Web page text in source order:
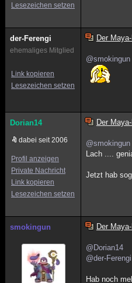
Lesezeichen setzen
der-Ferengi
ehemaliges Mitglied
Link kopieren
Lesezeichen setzen
Der
@smokingun
Dorian14
dabei seit 2006
Profil anzeigen
Private Nachricht
Link kopieren
Lesezeichen setzen
Der
@smokingun
Lach ....
Jetzt hab
smokingun Der
@Dorian14
@der-Ferengi
Hab noch